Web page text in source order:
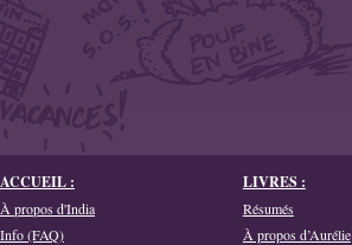
ACCUEIL :
À propos d'India
Info (FAQ)
LIVRES :
Résumés
À propos d’Aurélie